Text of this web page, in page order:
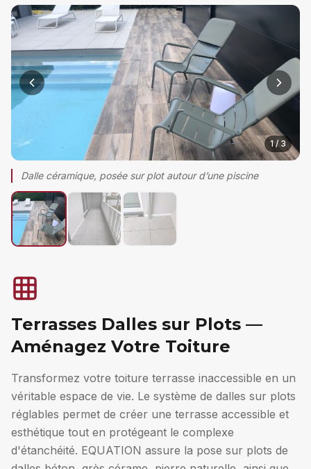
1/ 3
Dalle céramique, posée sur plot autour d’une piscine
Terrasses Dalles sur Plots —
Aménagez Votre Toiture
Transformez votre toiture terrasse inaccessible en un
véritable espace de vie. Le système de dalles sur plots
réglables permet de créer une terrasse accessible et
esthétique tout en protégeant le complexe
d'étanchéité. EQUATION assure la pose sur plots de